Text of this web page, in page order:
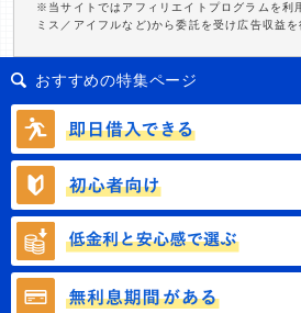
※当サイトではアフィリエイトプログラムを利
ミス／アイフルなど)から委託を受け広告収益を
おすすめの特集ページ